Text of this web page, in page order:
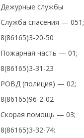
Дежурные службы
Служба спасения — 051;
8(86165)3-20-50
Пожарная часть — 01;
8(86165)3-31-23
РОВД (полиция) — 02;
8(86165)96-2-02
Скорая помощь — 03;
8(86165)3-32-74;